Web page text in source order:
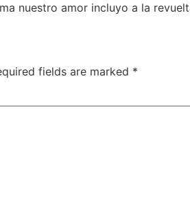
nuestro amor incluyo a la
fields are marked *